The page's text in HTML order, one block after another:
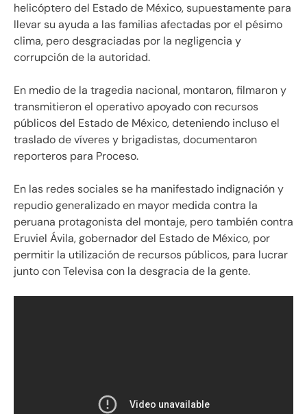
helicóptero del Estado de México, supuestamente para
llevar su ayuda a las familias afectadas por el pésimo
clima, pero desgraciadas por la negligencia y
corrupción de la autoridad.
En medio de la tragedia nacional, montaron, filmaron y
transmitieron el operativo apoyado con recursos
públicos del Estado de México, deteniendo incluso el
traslado de víveres y brigadistas, documentaron
reporteros para Proceso.
En las redes sociales se ha manifestado indignación y
repudio generalizado en mayor medida contra la
peruana protagonista del montaje, pero también contra
Eruviel Ávila, gobernador del Estado de México, por
permitir la utilización de recursos públicos, para lucrar
junto con Televisa con la desgracia de la gente.